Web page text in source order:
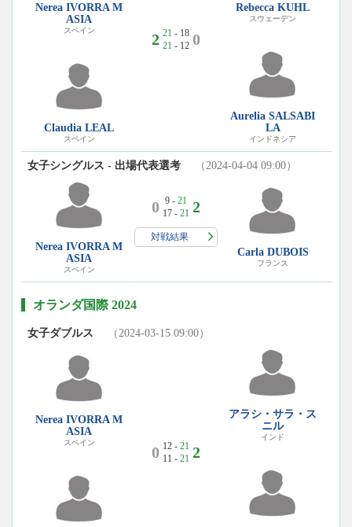
Nerea IVORRA M
ASIA
スペイン
Claudia LEAL
スペイン
2 21 - 18
21 - 12 0
Rebecca KUHL
スウェーデン
Aurelia SALSABI
LA
インドネシア
女子シングルス - 出場代表選考 （2024-04-04 09:00）
Nerea IVORRA M
ASIA
スペイン
0 9 - 21
17 - 21 2
対戦結果
Carla DUBOIS
フランス
オランダ国際 2024
女子ダブルス （2024-03-15 09:00）
Nerea IVORRA M
ASIA
スペイン
0 12 - 21
11 - 21 2
アラシ・サラ・ス
ニル
インド